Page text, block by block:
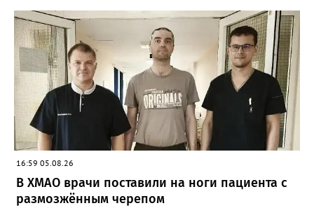
16:59 05.08.26
В ХМАО врачи поставили на ноги пациента с
размозжённым черепом